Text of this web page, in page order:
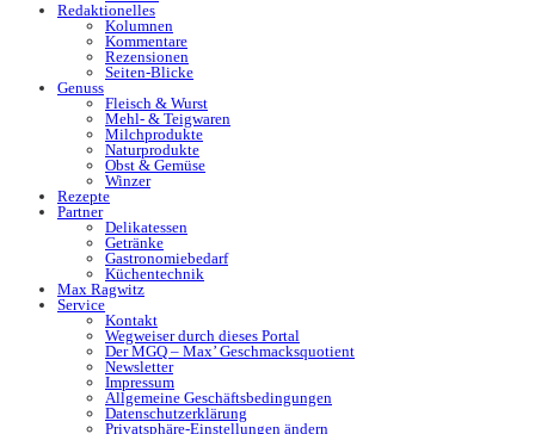
Redaktionelles
Kolumnen
Kommentare
Rezensionen
Seiten-Blicke
Genuss
Fleisch & Wurst
Mehl- & Teigwaren
Milchprodukte
Naturprodukte
Obst & Gemüse
Winzer
Rezepte
Partner
Delikatessen
Getränke
Gastronomiebedarf
Küchentechnik
Max Ragwitz
Service
Kontakt
Wegweiser durch dieses Portal
Der MGQ – Max’ Geschmacksquotient
Newsletter
Impressum
Allgemeine Geschäftsbedingungen
Datenschutzerklärung
Privatsphäre-Einstellungen ändern